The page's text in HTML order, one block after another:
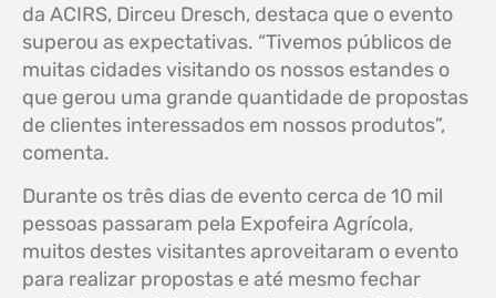
da ACIRS, Dirceu Dresch, destaca que o evento
superou as expectativas. “Tivemos públicos de
muitas cidades visitando os nossos estandes o
que gerou uma grande quantidade de propostas
de clientes interessados em nossos produtos”,
comenta.
Durante os três dias de evento cerca de 10 mil
pessoas passaram pela Expofeira Agrícola,
muitos destes visitantes aproveitaram o evento
para realizar propostas e até mesmo fechar